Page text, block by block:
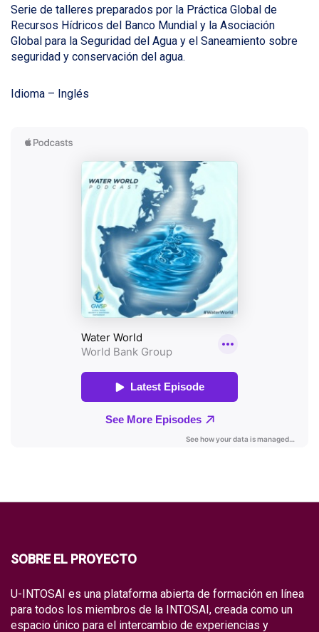
Serie de talleres preparados por la Práctica Global de
Recursos Hídricos del Banco Mundial y la Asociación
Global para la Seguridad del Agua y el Saneamiento sobre
seguridad y conservación del agua.
Idioma – Inglés
SOBRE EL PROYECTO
U-INTOSAI es una plataforma abierta de formación en línea
para todos los miembros de la INTOSAI, creada como un
espacio único para el intercambio de experiencias y